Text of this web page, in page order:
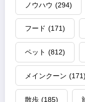
ノウハウ (294)
フード (171)
ペット (812)
メインクーン (171)
散歩 (185)